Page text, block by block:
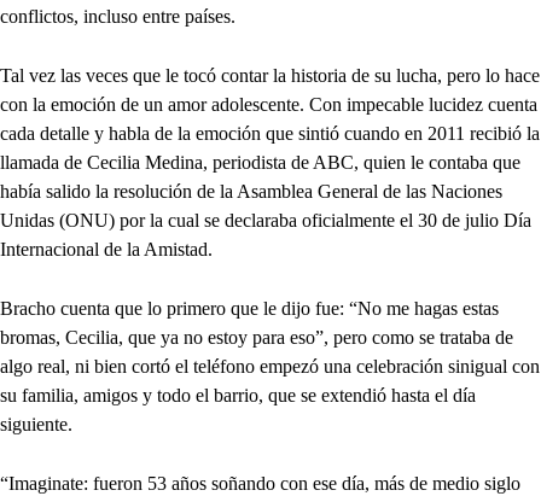
conflictos, incluso entre países.
Tal vez las veces que le tocó contar la historia de su lucha, pero lo hace
con la emoción de un amor adolescente. Con impecable lucidez cuenta
cada detalle y habla de la emoción que sintió cuando en 2011 recibió la
llamada de Cecilia Medina, periodista de ABC, quien le contaba que
había salido la resolución de la Asamblea General de las Naciones
Unidas (ONU) por la cual se declaraba oficialmente el 30 de julio Día
Internacional de la Amistad.
Bracho cuenta que lo primero que le dijo fue: “No me hagas estas
bromas, Cecilia, que ya no estoy para eso”, pero como se trataba de
algo real, ni bien cortó el teléfono empezó una celebración sinigual con
su familia, amigos y todo el barrio, que se extendió hasta el día
siguiente.
“Imaginate: fueron 53 años soñando con ese día, más de medio siglo